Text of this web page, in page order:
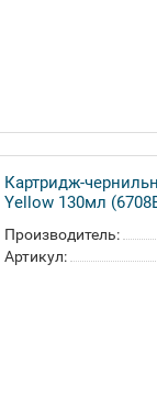
Картридж-
Yellow 130мл
Производитель:
Артикул: